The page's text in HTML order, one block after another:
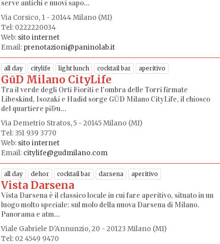
serve antichi e nuovi sapo...
Via Corsico, 1 - 20144 Milano (MI)
Tel: 0222220034
Web: sito internet
Email: prenotazioni@paninolab.it
all day citylife light lunch cocktail bar aperitivo
GūD Milano CityLife
Tra il verde degli Orti Fioriti e l'ombra delle Torri firmate
Libeskind, Isozaki e Hadid sorge GŪD Milano CityLife, il chiosco
del quartiere pi&u...
Via Demetrio Stratos, 5 - 20145 Milano (MI)
Tel: 351 939 3770
Web: sito internet
Email: citylife@gudmilano.com
all day dehor cocktail bar darsena aperitivo
Vista Darsena
Vista Darsena è il classico locale in cui fare aperitivo, situato in un
luogo molto speciale: sul molo della nuova Darsena di Milano.
Panorama e atm...
Viale Gabriele D'Annunzio, 20 - 20123 Milano (MI)
Tel: 02 4549 9470